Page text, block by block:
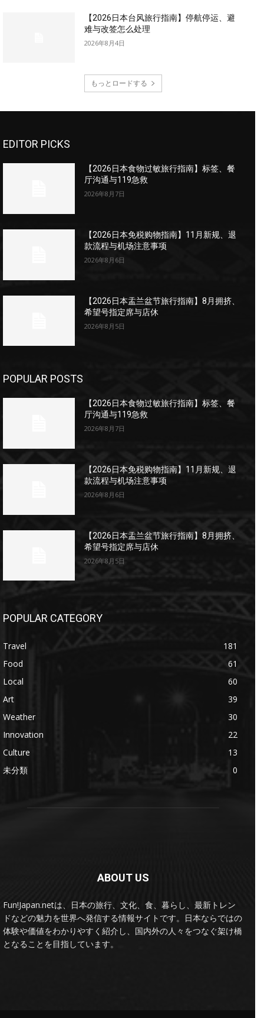
【2026日本台风旅行指南】停航停运、避
难与改签怎么处理
2026年8月4日
もっとロードする
EDITOR PICKS
【2026日本食物过敏旅行指南】标签、餐
厅沟通与119急救
2026年8月7日
【2026日本免税购物指南】11月新规、退
款流程与机场注意事项
2026年8月6日
【2026日本盂兰盆节旅行指南】8月拥挤、
希望号指定席与店休
2026年8月5日
POPULAR POSTS
【2026日本食物过敏旅行指南】标签、餐
厅沟通与119急救
2026年8月7日
【2026日本免税购物指南】11月新规、退
款流程与机场注意事项
2026年8月6日
【2026日本盂兰盆节旅行指南】8月拥挤、
希望号指定席与店休
2026年8月5日
POPULAR CATEGORY
Travel
181
Food
61
Local
60
Art
39
Weather
30
Innovation
22
Culture
13
未分類
0
ABOUT US
Fun!Japan.netは、日本の旅行、文化、食、暮らし、最新トレン
ドなどの魅力を世界へ発信する情報サイトです。日本ならではの
体験や価値をわかりやすく紹介し、国内外の人々をつなぐ架け橋
となることを目指しています。